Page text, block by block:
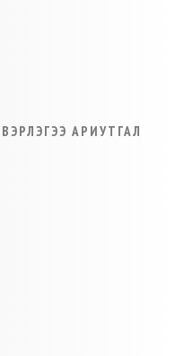
АРИУТГАЛ